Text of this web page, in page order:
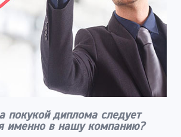
покукой диплома следует
именно в нашу компанию?